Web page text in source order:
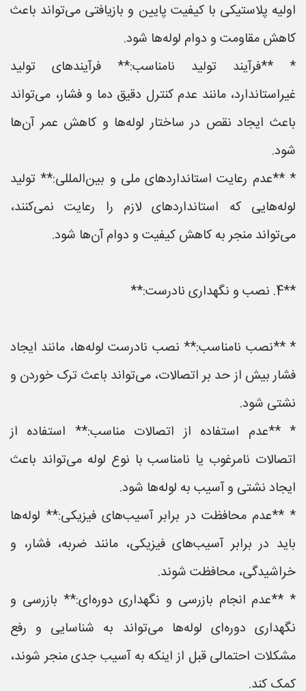
اولیه پلاستیکی با کیفیت پایین و بازیافتی می‌تواند باعث
کاهش مقاومت و دوام لوله‌ها شود.
* **فرآیند تولید نامناسب:** فرآیندهای تولید
غیراستاندارد، مانند عدم کنترل دقیق دما و فشار، می‌تواند
باعث ایجاد نقص در ساختار لوله‌ها و کاهش عمر آن‌ها
شود.
* **عدم رعایت استانداردهای ملی و بین‌المللی:** تولید
لوله‌هایی که استانداردهای لازم را رعایت نمی‌کنند،
می‌تواند منجر به کاهش کیفیت و دوام آن‌ها شود.
**4. نصب و نگهداری نادرست:**
* **نصب نامناسب:** نصب نادرست لوله‌ها، مانند ایجاد
فشار بیش از حد بر اتصالات، می‌تواند باعث ترک خوردن و
نشتی شود.
* **عدم استفاده از اتصالات مناسب:** استفاده از
اتصالات نامرغوب یا نامناسب با نوع لوله می‌تواند باعث
ایجاد نشتی و آسیب به لوله‌ها شود.
* **عدم محافظت در برابر آسیب‌های فیزیکی:** لوله‌ها
باید در برابر آسیب‌های فیزیکی، مانند ضربه، فشار، و
خراشیدگی، محافظت شوند.
* **عدم انجام بازرسی و نگهداری دوره‌ای:** بازرسی و
نگهداری دوره‌ای لوله‌ها می‌تواند به شناسایی و رفع
مشکلات احتمالی قبل از اینکه به آسیب جدی منجر شوند،
کمک کند.